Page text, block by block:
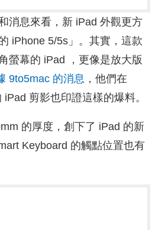
消息來看，新 iPad 外觀更方
iPhone 5/5s」。其實，這款
螢幕的 iPad ，更像是放大版
9to5mac 的消息 ，他們在
剪影也印證這樣的爆料。
的厚度，創下了 iPad 的新
Keyboard 的觸點位置也有